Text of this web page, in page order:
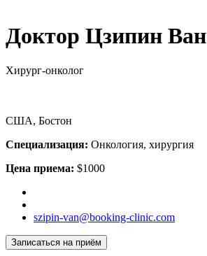
Доктор Цзипин Ван
Хирург-онколог
США, Бостон
Специализация: Онкология, хирургия
Цена приема: $1000
szipin-van@booking-clinic.com
Записаться на приём